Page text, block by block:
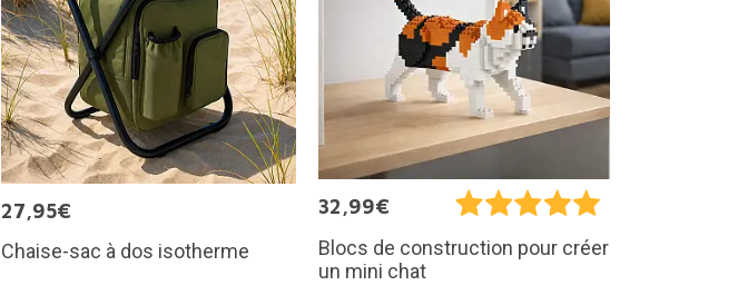
27,95€
Chaise-sac à dos isotherme
32,99€
Blocs de construction pour créer
un mini chat